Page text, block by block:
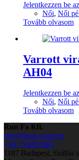
Jelentkezzen be
Női, Női
Tovább olvasom
Varrott
AH04
Jelentkezzen be
Női, Női
Tovább olvasom
Run Fa Kft.
info@bags-runfa.eu
+36 70 8855905
1107 Budapest, Szállás